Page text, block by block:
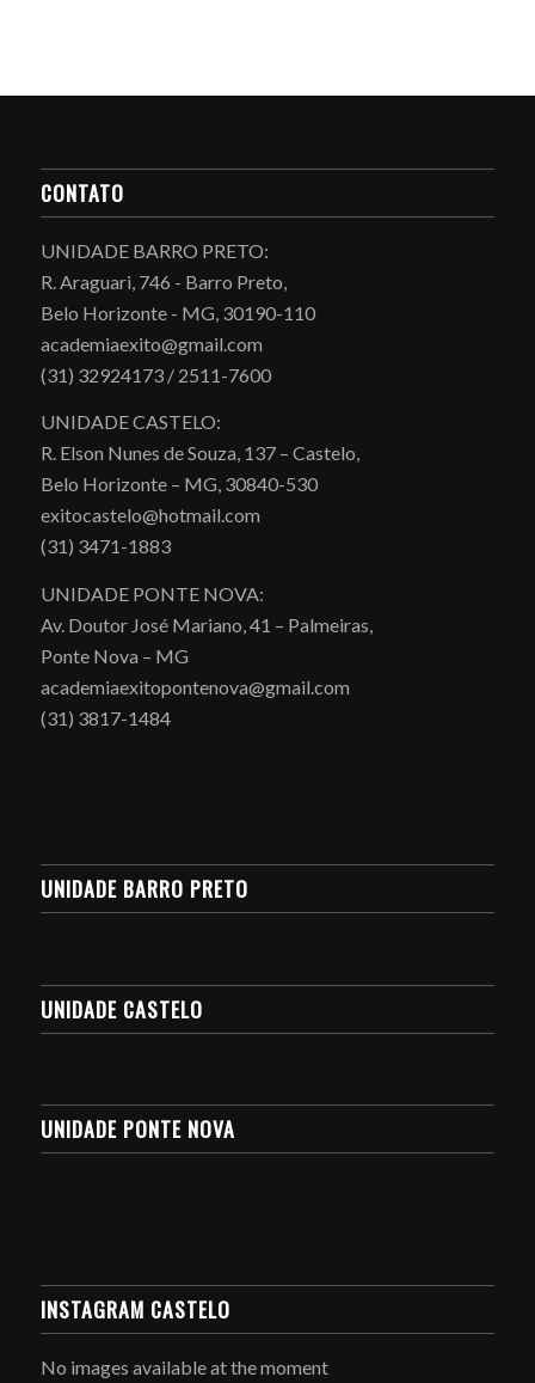
CONTATO
UNIDADE BARRO PRETO:
R. Araguari, 746 - Barro Preto,
Belo Horizonte - MG, 30190-110
academiaexito@gmail.com
(31) 32924173 / 2511-7600
UNIDADE CASTELO:
R. Elson Nunes de Souza, 137 – Castelo,
Belo Horizonte – MG, 30840-530
exitocastelo@hotmail.com
(31) 3471-1883
UNIDADE PONTE NOVA:
Av. Doutor José Mariano, 41 – Palmeiras,
Ponte Nova – MG
academiaexitopontenova@gmail.com
(31) 3817-1484
UNIDADE BARRO PRETO
UNIDADE CASTELO
UNIDADE PONTE NOVA
INSTAGRAM CASTELO
No images available at the moment